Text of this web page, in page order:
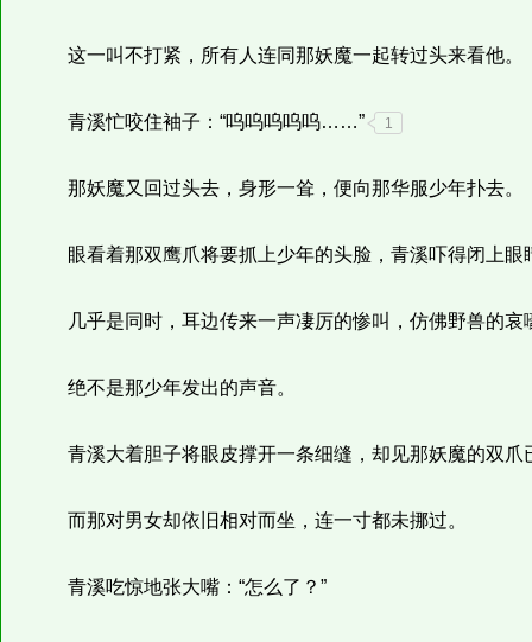
这一叫不打紧，所有人连同那妖魔一起转过头来看他。
青溪忙咬住袖子：“呜呜呜呜呜……” 1
那妖魔又回过头去，身形一耸，便向那华服少年扑去。
眼看着那双鹰爪将要抓上少年的头脸，青溪吓得闭上眼
几乎是同时，耳边传来一声凄厉的惨叫，仿佛野兽的哀
绝不是那少年发出的声音。
青溪大着胆子将眼皮撑开一条细缝，却见那妖魔的双爪
而那对男女却依旧相对而坐，连一寸都未挪过。
青溪吃惊地张大嘴：“怎么了？”